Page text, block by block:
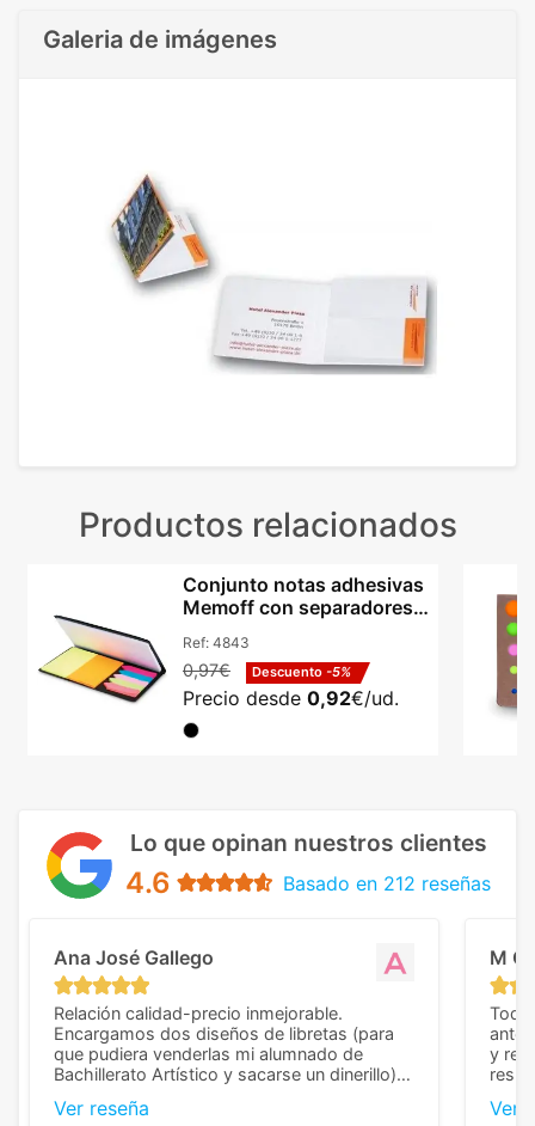
Galeria de imágenes
Productos relacionados
Conjunto notas adhesivas
Memoff con separadores y
Ref: 4843
0,97€ Descuento -5%
Precio desde 0,92€/ud.
Lo que opinan nuestros clientes
4.6 Basado en 212 reseñas
Ana José Gallego
Relación calidad-precio inmejorable.
Encargamos dos diseños de libretas (para
que pudiera venderlas mi alumnado de
Bachillerato Artístico y sacarse un dinerillo) y
diferencia, con libretas de muy buena calidad
Ver reseña
M C
Todo
y
Ver